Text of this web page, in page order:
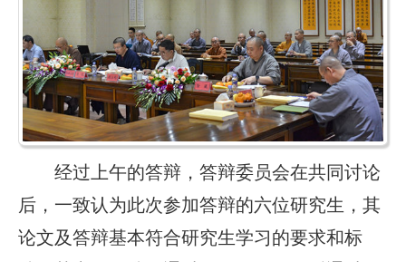
经过上午的答辩，答辩委员会在共同讨论
后，一致认为此次参加答辩的六位研究生，其
论文及答辩基本符合研究生学习的要求和标